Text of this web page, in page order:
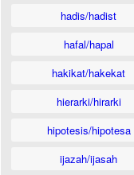
hadis/hadist
hafal/hapal
hakikat/hakekat
hierarki/hirarki
hipotesis/hipotesa
ijazah/ijasah